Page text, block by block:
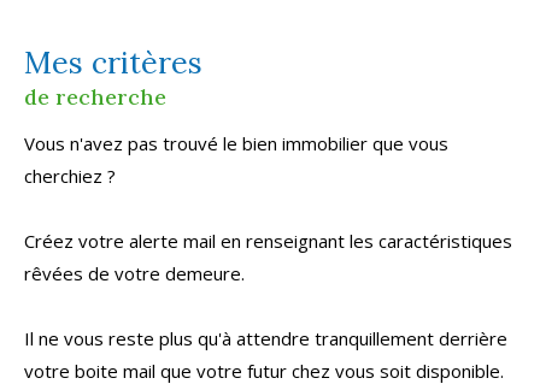
Mes critères
de recherche
Vous n'avez pas trouvé le bien immobilier que vous
cherchiez ?
Créez votre alerte mail en renseignant les caractéristiques
rêvées de votre demeure.
Il ne vous reste plus qu'à attendre tranquillement derrière
votre boite mail que votre futur chez vous soit disponible.